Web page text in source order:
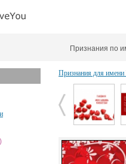
Признания по
Признания для имени